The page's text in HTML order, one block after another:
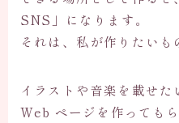
SNS」になります。
それは、私が作りたいも
イラストや音楽を載せた
Web ページを作ってもら